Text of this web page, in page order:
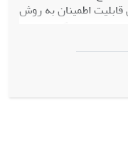
اطمینان به روش
و اندازه گیری نمود.